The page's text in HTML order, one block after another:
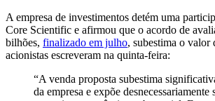
A empresa de investimentos detém uma
Core Scientific e afirmou que o acordo de
bilhões, finalizado em julho, subestima o valor
acionistas escreveram na quinta-feira:
“A venda proposta subestima
da empresa e expõe desnecessariamente